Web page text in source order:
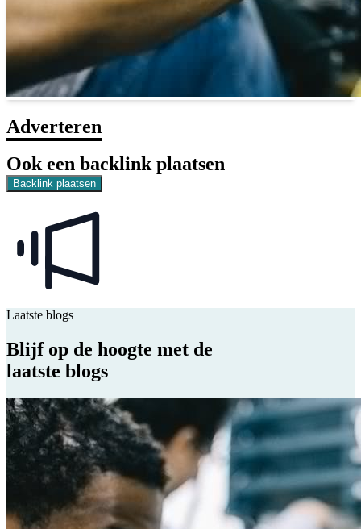
Adverteren
Ook een backlink plaatsen
Backlink plaatsen
Laatste blogs
Blijf op de hoogte met de
laatste blogs